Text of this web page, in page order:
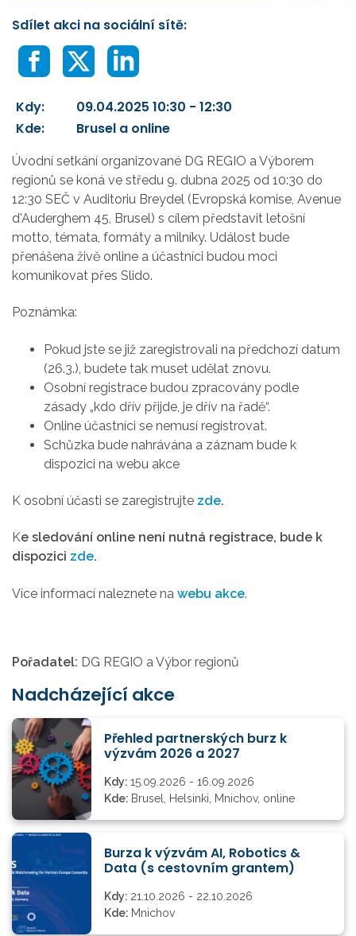
Sdílet akci na sociální sítě:
Kdy:
09.04.2025 10:30 - 12:30
Kde:
Brusel a online
Úvodní setkání organizované DG REGIO a Výborem
regionů se koná ve středu 9. dubna 2025 od 10:30 do
12:30 SEČ v Auditoriu Breydel (Evropská komise, Avenue
d'Auderghem 45, Brusel) s cílem představit letošní
motto, témata, formáty a milníky. Událost bude
přenášena živě online a účastníci budou moci
komunikovat přes Slido.
Poznámka:
Pokud jste se již zaregistrovali na předchozí datum
(26.3.), budete tak muset udělat znovu.
Osobní registrace budou zpracovány podle
zásady „kdo dřív přijde, je dřív na řadě“.
Online účastníci se nemusí registrovat.
Schůzka bude nahrávána a záznam bude k
dispozici na webu akce
K osobní účasti se zaregistrujte zde.
Ke sledování online není nutná registrace, bude k
dispozici zde.
Více informací naleznete na webu akce.
Pořadatel: DG REGIO a Výbor regionů
Nadcházející akce
Přehled partnerských burz k
výzvám 2026 a 2027
Kdy: 15.09.2026 - 16.09.2026
Kde: Brusel, Helsinki, Mnichov, online
Burza k výzvám AI, Robotics &
Data (s cestovním grantem)
Kdy: 21.10.2026 - 22.10.2026
Kde: Mnichov